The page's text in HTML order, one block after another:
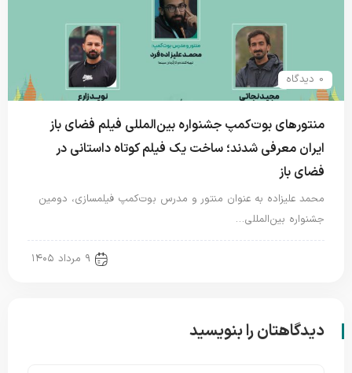
0 دیدگاه
منتورهای بوت‌کمپ جشنواره بین‌المللی فیلم فضای باز
ایران معرفی شدند؛ ساخت یک فیلم کوتاه داستانی در
فضای باز
محمد علیزاده به عنوان منتور و مدرس بوت‌کمپ فیلمسازی، دومین
جشنواره بین‌المللی…
۹ مرداد ۱۴۰۵
دیدگاهتان را بنویسید